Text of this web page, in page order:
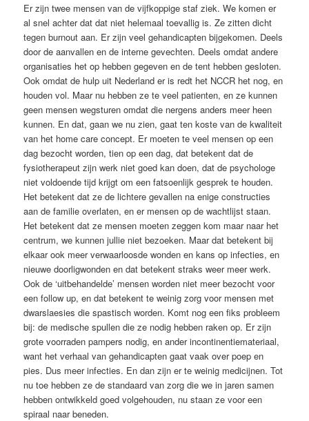
Er zijn twee mensen van de vijfkoppige staf ziek. We komen er
al snel achter dat dat niet helemaal toevallig is. Ze zitten dicht
tegen burnout aan. Er zijn veel gehandicapten bijgekomen. Deels
door de aanvallen en de interne gevechten. Deels omdat andere
organisaties het op hebben gegeven en de tent hebben gesloten.
Ook omdat de hulp uit Nederland er is redt het NCCR het nog, en
houden vol. Maar nu hebben ze te veel patienten, en ze kunnen
geen mensen wegsturen omdat die nergens anders meer heen
kunnen. En dat, gaan we nu zien, gaat ten koste van de kwaliteit
van het home care concept. Er moeten te veel mensen op een
dag bezocht worden, tien op een dag, dat betekent dat de
fysiotherapeut zijn werk niet goed kan doen, dat de psychologe
niet voldoende tijd krijgt om een fatsoenlijk gesprek te houden.
Het betekent dat ze de lichtere gevallen na enige constructies
aan de familie overlaten, en er mensen op de wachtlijst staan.
Het betekent dat ze mensen moeten zeggen kom maar naar het
centrum, we kunnen jullie niet bezoeken. Maar dat betekent bij
elkaar ook meer verwaarloosde wonden en kans op infecties, en
nieuwe doorligwonden en dat betekent straks weer meer werk.
Ook de ‘uitbehandelde’ mensen worden niet meer bezocht voor
een follow up, en dat betekent te weinig zorg voor mensen met
dwarslaesies die spastisch worden. Komt nog een fiks probleem
bij: de medische spullen die ze nodig hebben raken op. Er zijn
grote voorraden pampers nodig, en ander incontinentiemateriaal,
want het verhaal van gehandicapten gaat vaak over poep en
pies. Dus meer infecties. En dan zijn er te weinig medicijnen. Tot
nu toe hebben ze de standaard van zorg die we in jaren samen
hebben ontwikkeld goed volgehouden, nu staan ze voor een
spiraal naar beneden.